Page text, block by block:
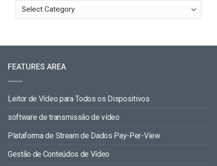
FEATURES AREA
Leitor de Vídeo para Todos os Dispositivos
software de transmissão de vídeo
Plataforma de Stream de Dados Pay-Per-View
Gestão de Conteúdos de Vídeo